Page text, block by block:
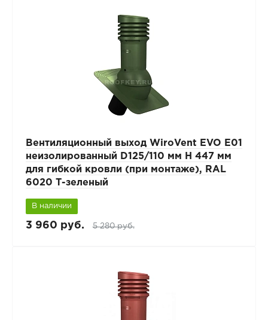
Вентиляционный выход WiroVent EVO E01
неизолированный D125/110 мм Н 447 мм
для гибкой кровли (при монтаже), RAL
6020 Т-зеленый
В наличии
3 960 руб. 5 280 руб.